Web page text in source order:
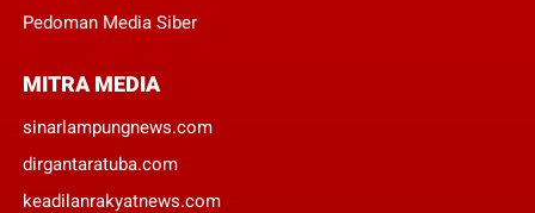
Pedoman Media Siber
MITRA MEDIA
sinarlampungnews.com
dirgantaratuba.com
keadilanrakyatnews.com